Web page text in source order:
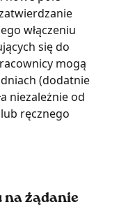
włączeniu
się do
mogą
(dodatnie
niezależnie od
ręcznego
żądanie